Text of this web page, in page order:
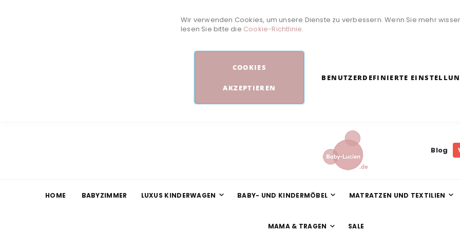
Wir verwenden Cookies, um unsere Dienste zu verbessern. Wenn Sie mehr
lesen Sie bitte die Cookie-Richtlinie.
COOKIES
AKZEPTIEREN
BENUTZERDEFINIERTE
Blog
HOME BABYZIMMER LUXUS KINDERWAGEN BABY- UND KINDERMÖBEL MATRATZEN UND TEXTILIEN
MAMA & TRAGEN SALE